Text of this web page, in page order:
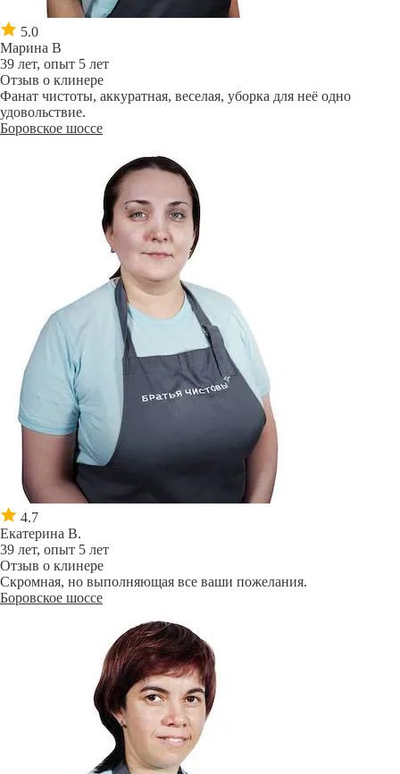
5.0
Марина В
39 лет, опыт 5 лет
Отзыв о клинере
Фанат чистоты, аккуратная, веселая, уборка для неё одно
удовольствие.
Боровское шоссе
4.7
Екатерина В.
39 лет, опыт 5 лет
Отзыв о клинере
Скромная, но выполняющая все ваши пожелания.
Боровское шоссе